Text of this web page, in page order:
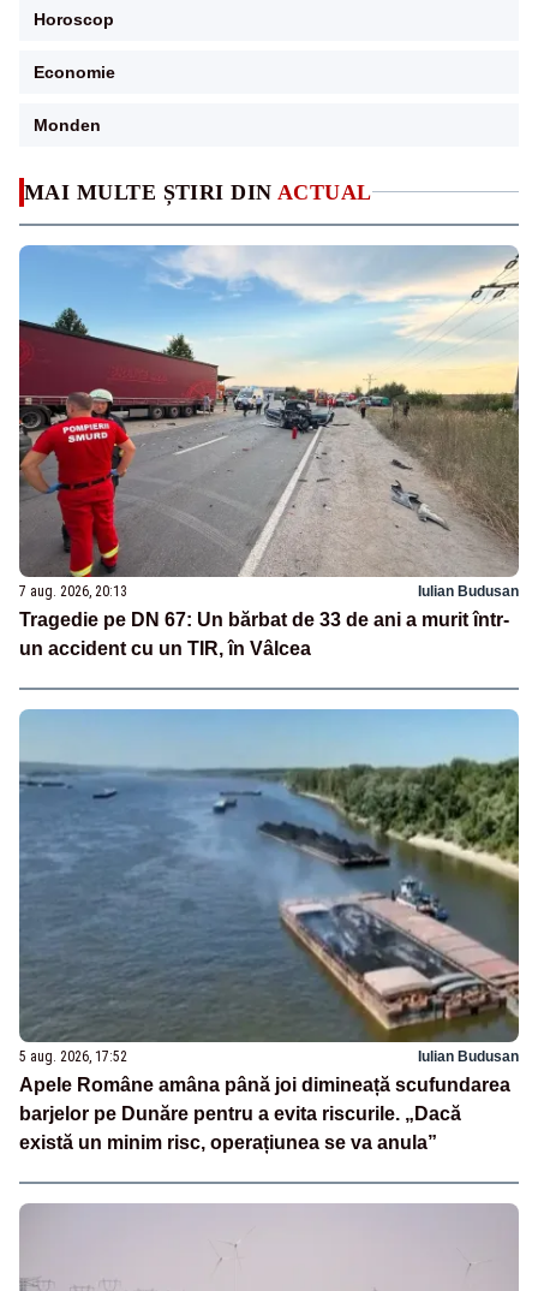
MAI MULTE ȘTIRI DIN ACTUAL
7 aug. 2026, 20:13 Iulian Budusan
Tragedie pe DN 67: Un bărbat de 33 de ani a murit într-
un accident cu un TIR, în Vâlcea
5 aug. 2026, 17:52 Iulian Budusan
Apele Române amâna până joi dimineață scufundarea
barjelor pe Dunăre pentru a evita riscurile. „Dacă
există un minim risc, operațiunea se va anula”
Horoscop
Economie
Monden